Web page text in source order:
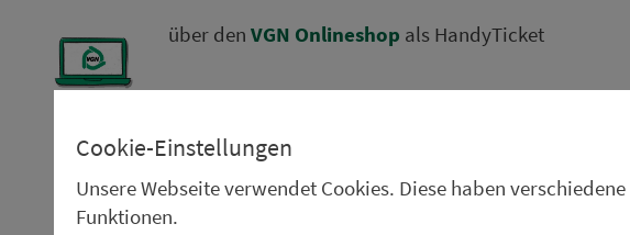
über den VGN On­line­shop als HandyTicket
über die App »VGN Fahrplan & Tickets«
Cookie-Einstellungen
Unsere Webseite verwendet Cookies. Diese haben verschiedene
Funktionen.